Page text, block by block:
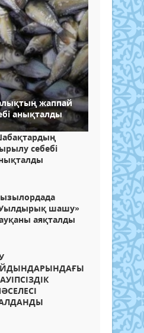
жаппай
анықталды
себебі
шашу»
аяқталды